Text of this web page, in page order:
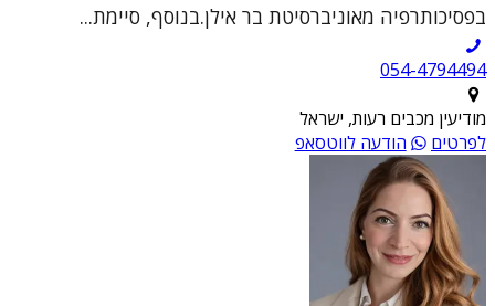
בפסיכותרפיה מאוניברסיטת בר אילן.בנוסף, סיימת...
054-4794494
מודיעין מכבים רעות, ישראל
לפרטים
הודעה לווטסאפ